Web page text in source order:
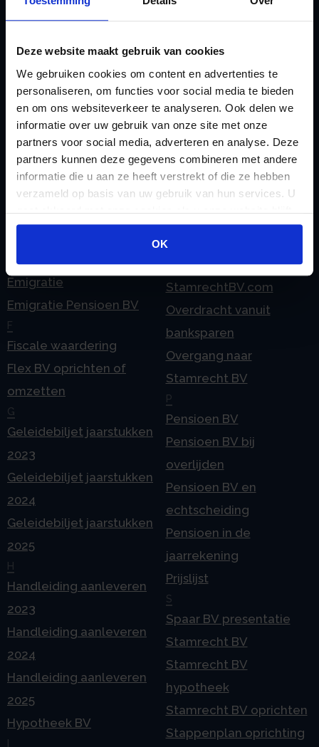
Deze website maakt gebruik van cookies
We gebruiken cookies om content en advertenties te
personaliseren, om functies voor social media te bieden
en om ons websiteverkeer te analyseren. Ook delen we
informatie over uw gebruik van onze site met onze
partners voor social media, adverteren en analyse. Deze
partners kunnen deze gegevens combineren met andere
informatie die u aan ze heeft verstrekt of die ze hebben
verzameld op basis van uw gebruik van hun services. U
gaat akkoord met onze cookies als u onze website blijft
gebruiken.
OK
rekeningnummer
Checklist IB 2023 (PDF)
Checklist IB 2023 (Word)
Checklist IB 2024 (PDF)
Checklist IB 2024 (Word)
Checklist IB 2025 (PDF)
Checklist IB 2025 (Word)
Contact
E
Stamrecht BV
Emigratie
Emigratie Pensioen BV
F
Fiscale waardering
Flex BV oprichten of
omzetten
G
Geleidebiljet jaarstukken
2023
Geleidebiljet jaarstukken
2024
Geleidebiljet jaarstukken
2025
H
Handleiding aanleveren
2023
Handleiding aanleveren
2024
Handleiding aanleveren
2025
Hypotheek BV
verzorgen
Mogelijkheden
Stamrecht BV
O
ODV BV
Ontbinden Stamrecht
BV
Stamrecht BV
Oprichten BV door
StamrechtBV.com
Overdracht vanuit
banksparen
Overgang naar
Stamrecht BV
P
Pensioen BV
Pensioen BV bij
overlijden
Pensioen BV en
echtscheiding
Pensioen in de
jaarrekening
Prijslijst
S
Spaar BV presentatie
Stamrecht BV
Stamrecht BV
hypotheek
Stamrecht BV oprichten
Stappenplan oprichting